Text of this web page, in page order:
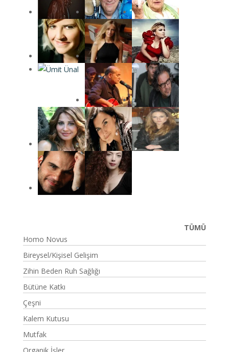
TÜMÜ
Homo Novus
Bireysel/Kişisel Gelişim
Zihin Beden Ruh Sağlığı
Bütüne Katkı
Çeşni
Kalem Kutusu
Mutfak